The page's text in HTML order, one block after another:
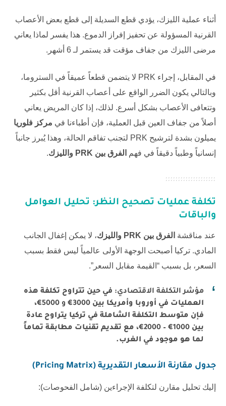
أثناء عملية الليزك، يؤدي قطع السديلة إلى قطع بعض الأعصاب
القرنية المسؤولة عن تحفيز إفراز الدموع. هذا يفسر لماذا يعاني
مرضى الليزك من جفاف مؤقت قد يستمر لـ 6 أشهر.
في المقابل، إجراء PRK لا يتضمن قطعاً عميقاً في الستروما،
وبالتالي يكون الضرر الواقع على أعصاب القرنية أقل بكثير
وتتعافى الأعصاب بشكل أسرع. لذلك، إذا كان المريض يعاني
أصلاً من جفاف العين قبل العملية، فإن أطباءنا في مركز فلوريا
يميلون بشدة لترشيح PRK لتجنب تفاقم الحالة، وهذا يُبرز جانباً
إنسانياً وطبياً دقيقاً في فهم
الفرق بين PRK والليزك .
تكلفة عمليات تصحيح النظر: تحليل العوامل
والباقات
عند مناقشة الفرق بين PRK والليزك
، لا يمكن إغفال الجانب
المادي. تركيا أصبحت الوجهة الأولى عالمياً ليس فقط بسبب
السعر، بل بسبب “القيمة مقابل السعر”.
مؤشر التكلفة الاقتصادي: في حين تتراوح تكلفة هذه
العمليات في أوروبا وأمريكا بين 3000€ و 5000€
،
فإن متوسط التكلفة الشاملة في تركيا يتراوح عادة
بين 1000€ – 2000€
، مع تقديم تقنيات مطابقة تماماً
لما هو موجود في الغرب.
جدول مقارنة الأسعار التقديرية (Pricing Matrix)
إليك تحليل مقارن لتكلفة الإجراءين (شامل الفحوصات):